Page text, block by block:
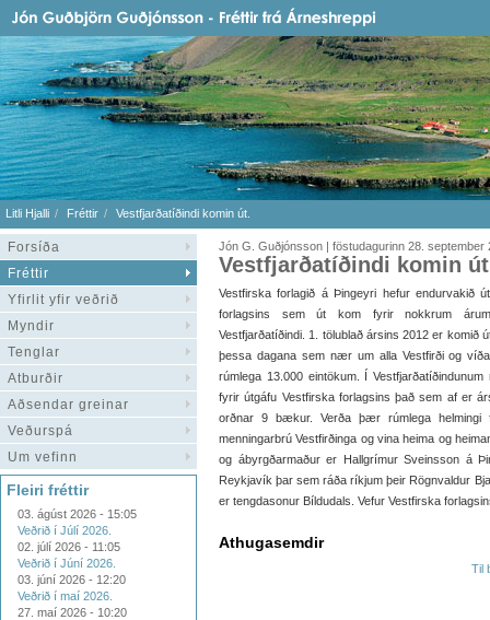
Litli Hjalli Fréttir Vestfjarðatíðindi komin út.
Forsíða
Fréttir
Yfirlit yfir veðrið
Myndir
Tenglar
Atburðir
Aðsendar greinar
Veðurspá
Um vefinn
Fleiri fréttir
03. ágúst 2026 - 15:05
Veðrið í Júlí 2026.
02. júlí 2026 - 11:05
Veðrið í Júní 2026.
03. júní 2026 - 12:20
Veðrið í maí 2026.
27. maí 2026 - 10:20
Jón G. Guðjónsson | föstudagurinn 28. september
Vestfjarðatíðindi komin
Vestfirska forlagið á Þingeyri hefur endurvakið
forlagsins sem út kom fyrir nokkrum
Vestfjarðatíðindi. 1. tölublað ársins 2012 er komið
þessa dagana sem nær um alla Vestfirði og
rúmlega 13.000 eintökum. Í
fyrir útgáfu Vestfirska forlagsins það sem af er
orðnar 9 bækur. Verða þær rúmlega
menningarbrú Vestfirðinga og vina heima og
og ábyrgðarmaður er Hallgrímur Sveinsson á
Reykjavík þar sem ráða ríkjum þeir Rögnvaldur
er tengdasonur Bíldudals. Vefur Vestfirska
Athugasemdir
Til